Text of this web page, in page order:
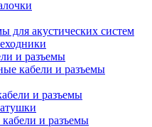
для акустических систем
и разъемы
кабели и разъемы
и разъемы
и разъемы